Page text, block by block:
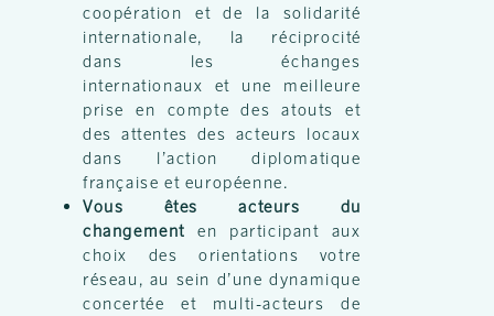
coopération et de la solidarité
internationale, la réciprocité
dans les échanges
internationaux et une meilleure
prise en compte des atouts et
des attentes des acteurs locaux
dans l’action diplomatique
française et européenne.
Vous êtes acteurs du
changement en participant aux
choix des orientations votre
réseau, au sein d’une dynamique
concertée et multi-acteurs de